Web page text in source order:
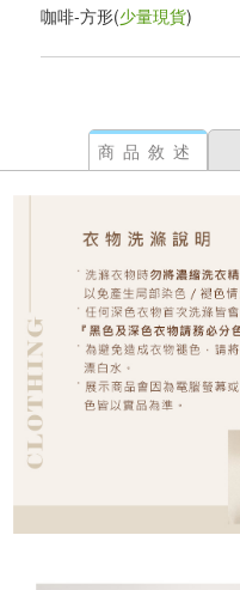
咖啡-方形(少量現貨)
商品敘述